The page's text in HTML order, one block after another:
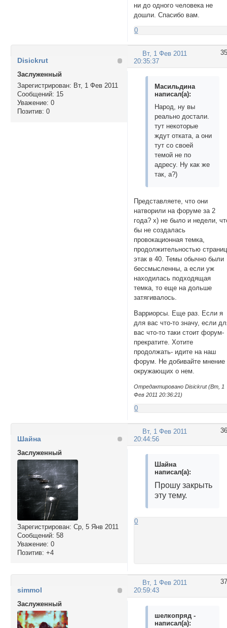
ни до одного человека не
дошли. Спасибо вам.
0
35
Вт, 1 Фев 2011
20:35:37
Disickrut
Заслуженный
Зарегистрирован: Вт, 1 Фев 2011
Сообщений: 15
Уважение: 0
Позитив: 0
Масильдина
написал(а):
Народ, ну вы
реально достали.
тут некоторые
ждут отката, а они
тут со своей
темой не по
адресу. Ну как же
так, а?)
Представляете, что они
натворили на форуме за 2
года? х) не было и недели,
бы не создалась
провокационная темка,
продолжительностью страниц
этак в 40. Темы обычно были
бессмысленны, а если уж
находилась подходящая
темка, то еще на дольше
затягивалось.
Варриорсы. Еще раз. Если я
для вас что-то значу, если
вас что-то таки стоит форум-
прекратите. Хотите
продолжать- идите на наш
форум. Не добивайте мнение
окружающих о нем.
Отредактировано Disickrut (Вт, 1
Фев 2011 20:36:21)
0
36
Вт, 1 Фев 2011
20:44:56
Шайна
Заслуженный
Зарегистрирован: Ср, 5 Янв 2011
Сообщений: 58
Уважение: 0
Позитив: +4
Шайна
написал(а):
Прошу закрыть
эту тему.
0
37
Вт, 1 Фев 2011
20:59:43
simmol
Заслуженный
шелкопряд -
написал(а):